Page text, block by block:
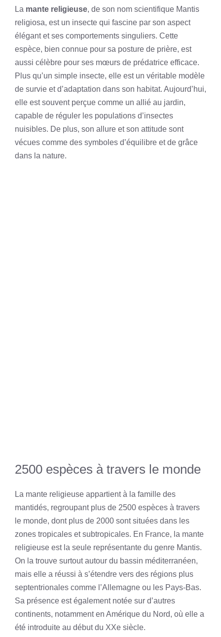
La mante religieuse, de son nom scientifique Mantis
religiosa, est un insecte qui fascine par son aspect
élégant et ses comportements singuliers. Cette
espèce, bien connue pour sa posture de prière, est
aussi célèbre pour ses mœurs de prédatrice efficace.
Plus qu’un simple insecte, elle est un véritable modèle
de survie et d’adaptation dans son habitat. Aujourd’hui,
elle est souvent perçue comme un allié au jardin,
capable de réguler les populations d’insectes
nuisibles. De plus, son allure et son attitude sont
vécues comme des symboles d’équilibre et de grâce
dans la nature.
2500 espèces à travers le monde
La mante religieuse appartient à la famille des
mantidés, regroupant plus de 2500 espèces à travers
le monde, dont plus de 2000 sont situées dans les
zones tropicales et subtropicales. En France, la mante
religieuse est la seule représentante du genre Mantis.
On la trouve surtout autour du bassin méditerranéen,
mais elle a réussi à s’étendre vers des régions plus
septentrionales comme l’Allemagne ou les Pays-Bas.
Sa présence est également notée sur d’autres
continents, notamment en Amérique du Nord, où elle a
été introduite au début du XXe siècle.